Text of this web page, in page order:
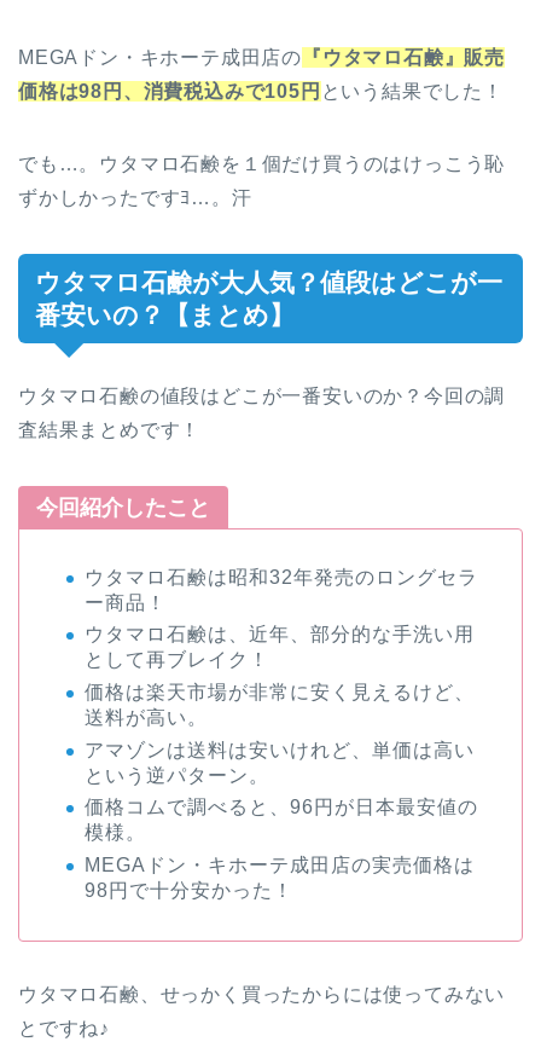
MEGAドン・キホーテ成田店の 『ウタマロ石鹸』販売
価格は98円、消費税込みで105円 という結果でした！
でも…。ウタマロ石鹸を１個だけ買うのはけっこう恥
ずかしかったですﾖ…。汗
ウタマロ石鹸が大人気？値段はどこが一
番安いの？【まとめ】
ウタマロ石鹸の値段はどこが一番安いのか？今回の調
査結果まとめです！
今回紹介したこと
ウタマロ石鹸は昭和32年発売のロングセラ
ー商品！
ウタマロ石鹸は、近年、部分的な手洗い用
として再ブレイク！
価格は楽天市場が非常に安く見えるけど、
送料が高い。
アマゾンは送料は安いけれど、単価は高い
という逆パターン。
価格コムで調べると、96円が日本最安値の
模様。
MEGAドン・キホーテ成田店の実売価格は
98円で十分安かった！
ウタマロ石鹸、せっかく買ったからには使ってみない
とですね♪